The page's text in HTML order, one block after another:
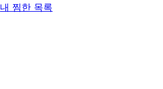
내 찜한 목록